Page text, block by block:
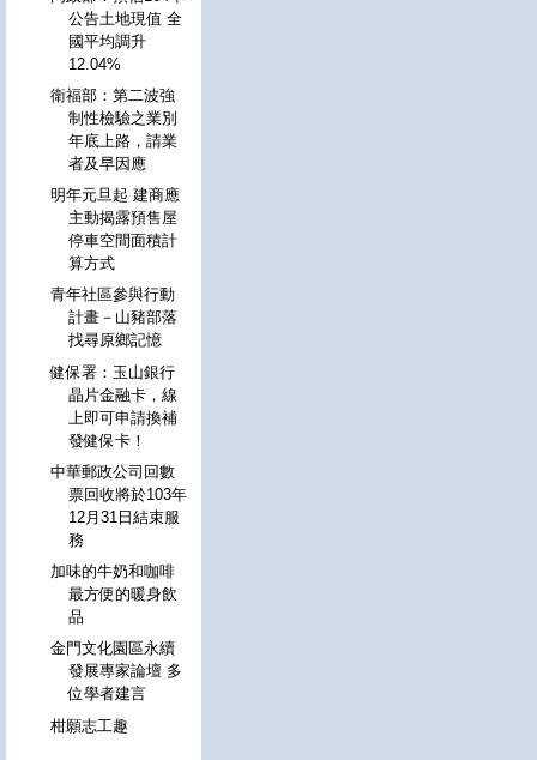
公告土地現值 全
國平均調升
12.04%
衛福部：第二波強
制性檢驗之業別
年底上路，請業
者及早因應
明年元旦起 建商應
主動揭露預售屋
停車空間面積計
算方式
青年社區參與行動
計畫－山豬部落
找尋原鄉記憶
健保署：玉山銀行
晶片金融卡，線
上即可申請換補
發健保卡！
中華郵政公司回數
票回收將於103年
12月31日結束服
務
加味的牛奶和咖啡
最方便的暖身飲
品
金門文化園區永續
發展專家論壇 多
位學者建言
柑願志工趣